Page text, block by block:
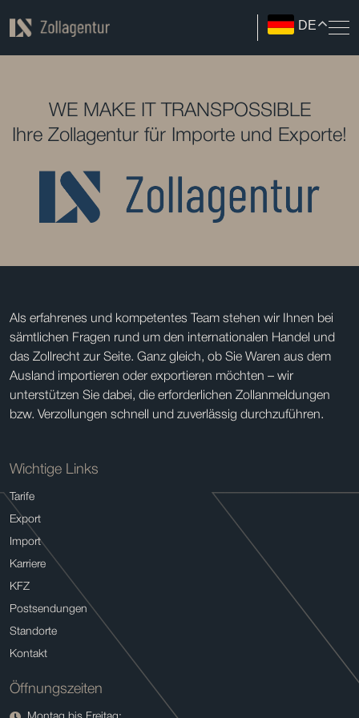
DE
WE MAKE IT TRANSPOSSIBLE
Ihre Zollagentur für Importe und Exporte!
Als erfahrenes und kompetentes Team stehen wir Ihnen bei
sämtlichen Fragen rund um den internationalen Handel und
das Zollrecht zur Seite. Ganz gleich, ob Sie Waren aus dem
Ausland importieren oder exportieren möchten – wir
unterstützen Sie dabei, die erforderlichen Zollanmeldungen
bzw. Verzollungen schnell und zuverlässig durchzuführen.
Wichtige Links
Tarife
Export
Import
Karriere
KFZ
Postsendungen
Standorte
Kontakt
Öffnungszeiten